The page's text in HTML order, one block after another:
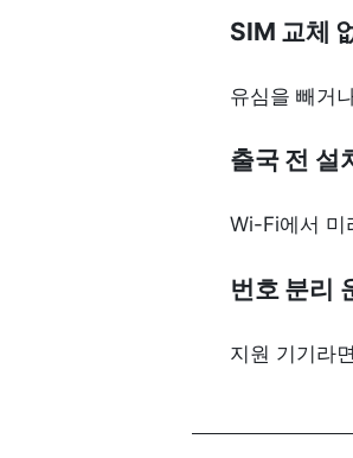
SIM 교체
유심을 빼거
출국 전 설
Wi-Fi에서 미
번호 분리
지원 기기라